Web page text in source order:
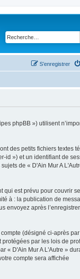
S’enregistrer
phpBB ») utilisent
des petits fichiers textes
id ») et un identifiant de
de « D'Ain Mur A
qui est prévu pour couvrir
à : la publication de
envoyez après
(désigné ci-après
par les lois de
« D'Ain Mur A L'Autre »
compte sera affichée